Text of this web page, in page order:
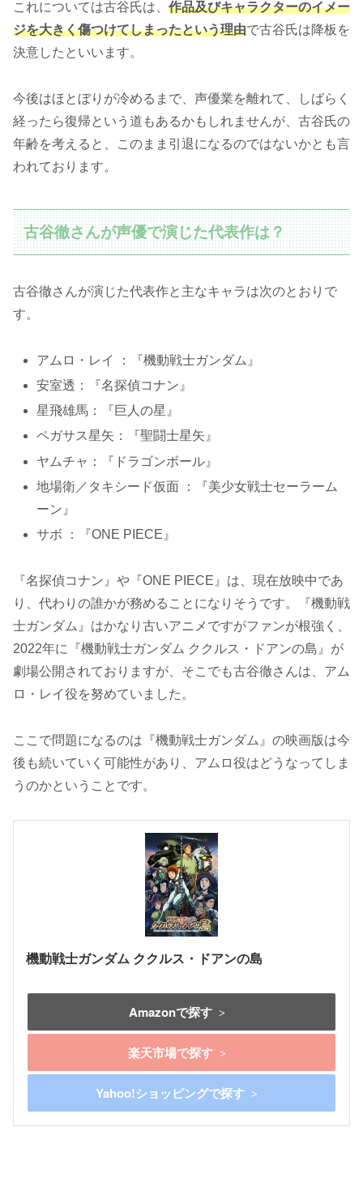
これについては古谷氏は、 作品及びキャラクターのイメー
ジを大きく傷つけてしまったという理由で古谷氏は降板を
決意したといいます。
今後はほとぼりが冷めるまで、声優業を離れて、しばらく
経ったら復帰という道もあるかもしれませんが、古谷氏の
年齢を考えると、このまま引退になるのではないかとも言
われております。
古谷徹さんが声優で演じた代表作は？
古谷徹さんが演じた代表作と主なキャラは次のとおりで
す。
アムロ・レイ ：『機動戦士ガンダム』
安室透：『名探偵コナン』
星飛雄馬：『巨人の星』
ペガサス星矢：『聖闘士星矢』
ヤムチャ：『ドラゴンボール』
地場衛／タキシード仮面 ：『美少女戦士セーラーム
ーン』
サボ ：『ONE PIECE』
『名探偵コナン』や『ONE PIECE』は、現在放映中であ
り、代わりの誰かが務めることになりそうです。『機動戦
士ガンダム』はかなり古いアニメですがファンが根強く、
2022年に『機動戦士ガンダム ククルス・ドアンの島』が
劇場公開されておりますが、そこでも古谷徹さんは、アム
ロ・レイ役を努めていました。
ここで問題になるのは『機動戦士ガンダム』の映画版は今
後も続いていく可能性があり、アムロ役はどうなってしま
うのかということです。
機動戦士ガンダム ククルス・ドアンの島
Amazonで探す
楽天市場で探す
Yahoo!ショッピングで探す